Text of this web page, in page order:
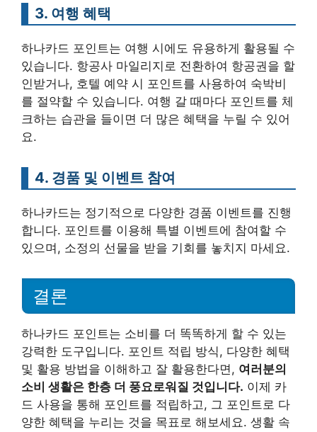
3. 여행 혜택
하나카드 포인트는 여행 시에도 유용하게 활용될 수
있습니다. 항공사 마일리지로 전환하여 항공권을 할
인받거나, 호텔 예약 시 포인트를 사용하여 숙박비
를 절약할 수 있습니다. 여행 갈 때마다 포인트를 체
크하는 습관을 들이면 더 많은 혜택을 누릴 수 있어
요.
4. 경품 및 이벤트 참여
하나카드는 정기적으로 다양한 경품 이벤트를 진행
합니다. 포인트를 이용해 특별 이벤트에 참여할 수
있으며, 소정의 선물을 받을 기회를 놓치지 마세요.
결론
하나카드 포인트는 소비를 더 똑똑하게 할 수 있는
강력한 도구입니다. 포인트 적립 방식, 다양한 혜택
및 활용 방법을 이해하고 잘 활용한다면, 여러분의
소비 생활은 한층 더 풍요로워질 것입니다. 이제 카
드 사용을 통해 포인트를 적립하고, 그 포인트로 다
양한 혜택을 누리는 것을 목표로 해보세요. 생활 속